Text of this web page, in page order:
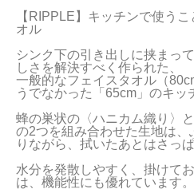
今治タオルについて
当サイトについて
会員サービス
店舗リスト
ヘルプ
【RIPPLE】キッチンで使う
オル
シンク下の引き出しに挟まっ
しさを解決すべく作られた、
一般的なフェイスタオル（
うでなかった「65cm」のキッ
蜂の巣状の〈ハニカム織り〉
の2つを組み合わせた生地は
りながら、拭いたあとはさっぱ
水分を発散しやすく、掛けて
は、機能性にも優れています。